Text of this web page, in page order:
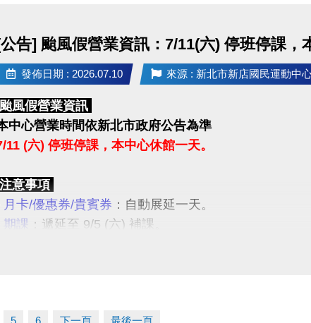
告] 颱風假營業資訊：7/11(六) 停班停課，
發佈日期 : 2026.07.10 來源 : 新北市新店國民運動中
颱風假營業資訊
中心營業時間依新北市政府公告為準
11 (六) 停班停課，本中心休館一天。
意事項
月卡/優惠券/貴賓券 ：自動展延一天。
期課 ：遞延至 9/5 (六) 補課。
5 6 下一頁 最後一頁